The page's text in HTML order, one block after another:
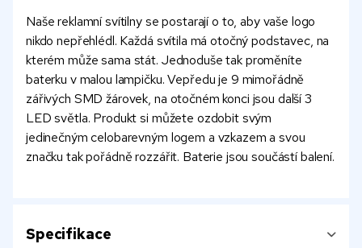
Naše reklamní svítilny se postarají o to, aby vaše logo
nikdo nepřehlédl. Každá svítila má otočný podstavec, na
kterém může sama stát. Jednoduše tak proměníte
baterku v malou lampičku. Vepředu je 9 mimořádně
zářivých SMD žárovek, na otočném konci jsou další 3
LED světla. Produkt si můžete ozdobit svým
jedinečným celobarevným logem a vzkazem a svou
značku tak pořádně rozzářit. Baterie jsou součástí balení.
Specifikace